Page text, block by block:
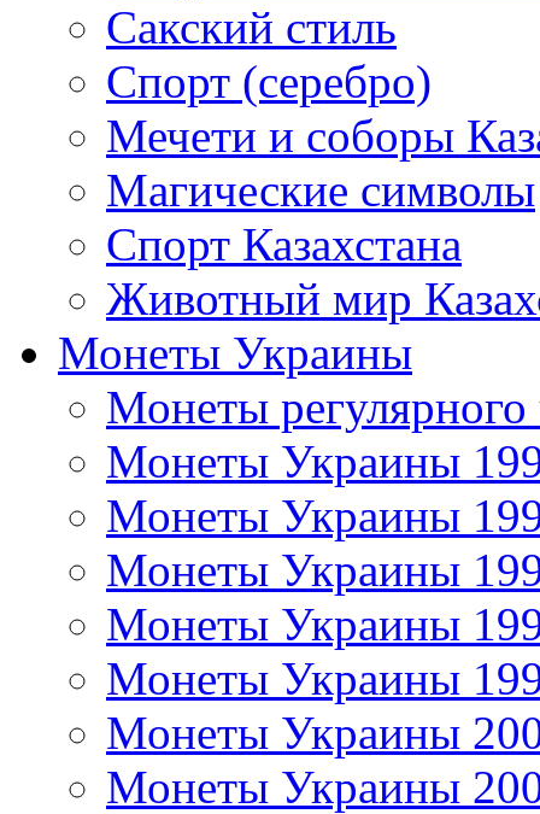
Сакский стиль
Спорт (серебро)
Мечети и соборы
Магические символы
Спорт Казахстана
Животный мир
Монеты Украины
Монеты регулярного
Монеты Украины
Монеты Украины
Монеты Украины
Монеты Украины
Монеты Украины
Монеты Украины
Монеты Украины